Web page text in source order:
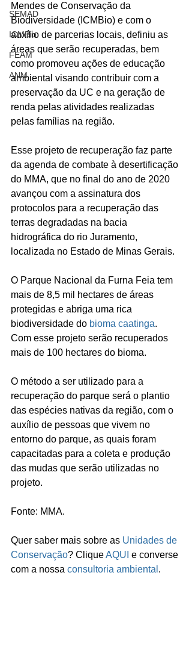
SEMAD
ICMBio
FEAM
ANM
Mendes de Conservação da
Biodiversidade (ICMBio) e com o
auxílio de parcerias locais, definiu as
áreas que serão recuperadas, bem
como promoveu ações de educação
ambiental visando contribuir com a
preservação da UC e na geração de
renda pelas atividades realizadas
pelas famílias na região.
Esse projeto de recuperação faz parte
da agenda de combate à desertificação
do MMA, que no final do ano de 2020
avançou com a assinatura dos
protocolos para a recuperação das
terras degradadas na bacia
hidrográfica do rio Juramento,
localizada no Estado de Minas Gerais.
O Parque Nacional da Furna Feia tem
mais de 8,5 mil hectares de áreas
protegidas e abriga uma rica
biodiversidade do bioma caatinga.
Com esse projeto serão recuperados
mais de 100 hectares do bioma.
O método a ser utilizado para a
recuperação do parque será o plantio
das espécies nativas da região, com o
auxílio de pessoas que vivem no
entorno do parque, as quais foram
capacitadas para a coleta e produção
das mudas que serão utilizadas no
projeto.
Fonte: MMA.
Quer saber mais sobre as Unidades de
Conservação? Clique AQUI e converse
com a nossa consultoria ambiental .